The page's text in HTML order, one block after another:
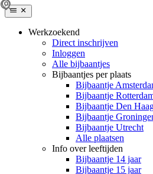
Werkzoekend
Direct inschrijven
Inloggen
Alle bijbaantjes
Bijbaantjes per plaats
Bijbaantje
Bijbaantje
Bijbaantje Den
Bijbaantje
Bijbaantje Utrecht
Alle plaatsen
Info over leeftijden
Bijbaantje 14 jaar
Bijbaantje 15 jaar